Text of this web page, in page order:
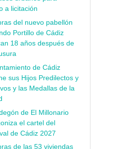
a licitación
del nuevo pabellón
Portillo de Cádiz
18 años después de
de Cádiz
sus Hijos Predilectos y
y las Medallas de la
de El Millonario
el cartel del
de Cádiz 2027
de las 53 viviendas